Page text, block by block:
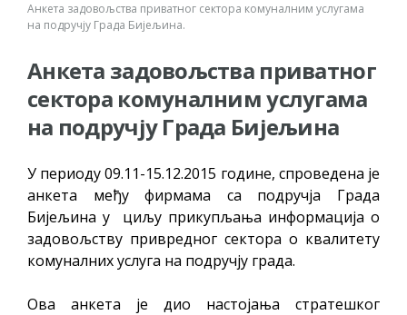
Анкета задовољства приватног сектора комуналним услугама
на подручју Града Бијељина.
Анкета задовољства приватног
сектора комуналним услугама
на подручју Града Бијељина
У периоду 09.11-15.12.2015 године, спроведена је
анкета међу фирмама са подручја Града
Бијељина у циљу прикупљања информација о
задовољству привредног сектора о квалитету
комуналних услуга на подручју града.
Ова анкета је дио настојања стратешког